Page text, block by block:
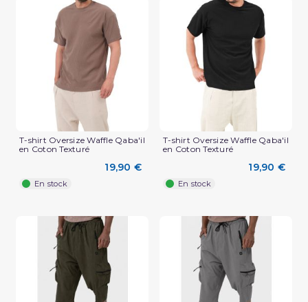
T-shirt Oversize Waffle Qaba'il
en Coton Texturé
19,90 €
En stock
T-shirt Oversize Waffle Qaba'il
en Coton Texturé
19,90 €
En stock